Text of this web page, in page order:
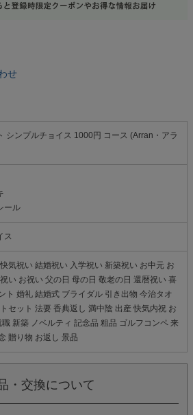
せ
シンプルチョイス 1000円 コース (Arran・アラ
ール
ス
気祝い 結婚祝い 入学祝い 新築祝い お中元 お
い お祝い 父の日 母の日 敬老の日 還暦祝い 喜
ト 婚礼 結婚式 ブライダル 引き出物 今治タオ
セット 法要 香典返し 満中陰 出産 快気内祝 お
新築 ノベルティ 記念品 粗品 ゴルフコンペ 来
贈り物 お返し 景品
・交換について